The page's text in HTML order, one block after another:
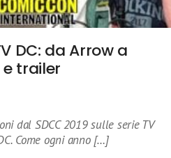
DC: da Arrow a
trailer
dal SDCC 2019 sulle serie TV
Come ogni anno […]